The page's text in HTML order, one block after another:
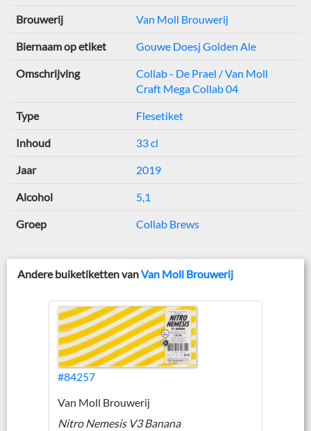
Brouwerij Van Moll Brouwerij
Biernaam op etiket Gouwe Doesj Golden Ale
Omschrijving
Collab - De Prael / Van Moll
Craft Mega Collab 04
Type Flesetiket
Inhoud 33 cl
Jaar 2019
Alcohol 5,1
Groep Collab Brews
Andere buiketiketten vanVan Moll Brouwerij
#84257
Van Moll Brouwerij
Nitro Nemesis V3 Banana